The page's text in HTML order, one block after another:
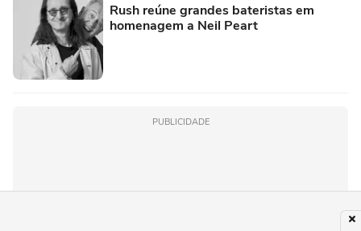
Rush reúne grandes bateristas em
homenagem a Neil Peart
PUBLICIDADE